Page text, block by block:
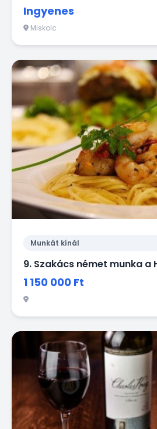
Ingyenes
Miskolc
Munkát kínál
9. Szakács német munka a
1 150 000 Ft